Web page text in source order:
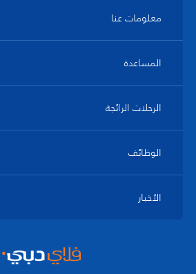
معلومات عنا
المساعدة
الرحلات الرائجة
الوظائف
الأخبار